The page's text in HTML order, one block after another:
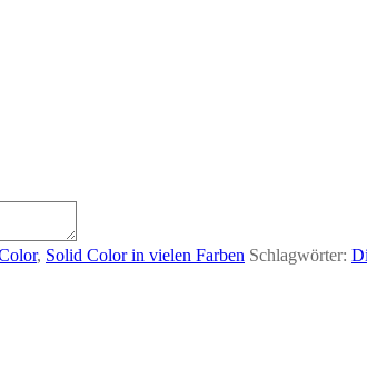
, Solid Color in vielen Farben Schlagwörter: